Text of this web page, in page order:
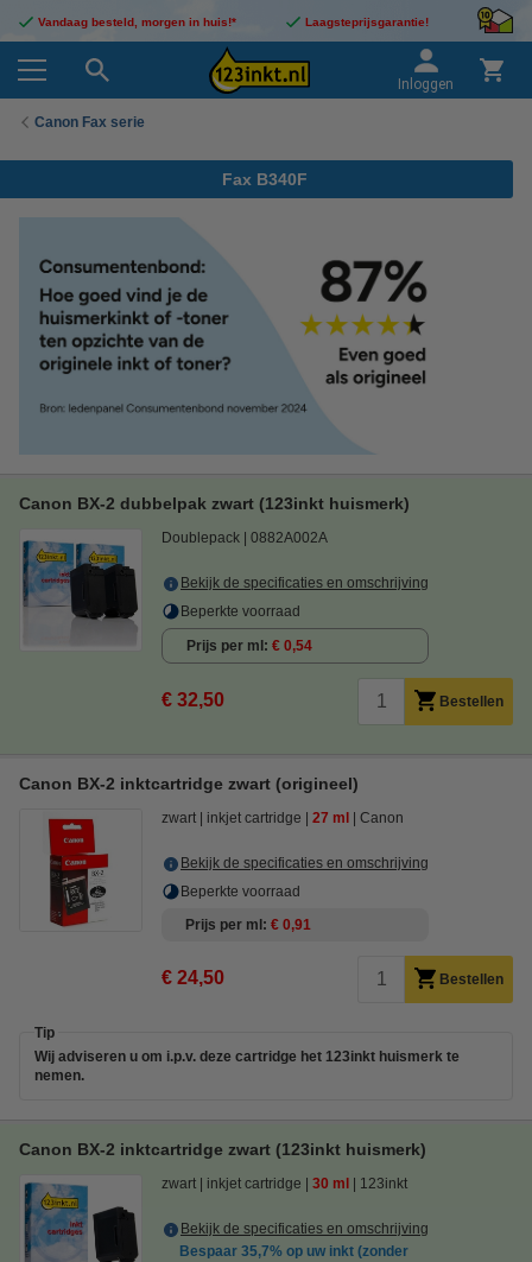
Vandaag besteld, morgen in huis!* Laagsteprijsgarantie!
Inloggen
Canon Fax serie
Fax B340F
Canon BX-2 dubbelpak zwart (123inkt huismerk)
Doublepack 0882A002A
Bekijk de specificaties en omschrijving
Beperkte voorraad
Prijs per ml € 0,54
€ 32,50 Bestellen
Canon BX-2 inktcartridge zwart (origineel)
zwart inkjet cartridge 27 ml Canon
Bekijk de specificaties en omschrijving
Beperkte voorraad
Prijs per ml
€ 0,91
€ 24,50 Bestellen
Tip
Wij adviseren u om i.p.v. deze cartridge het 123inkt huismerk te
nemen.
Canon BX-2 inktcartridge zwart (123inkt huismerk)
zwart inkjet cartridge 30 ml 123inkt
Bekijk de specificaties en omschrijving
Bespaar 35,7% op uw inkt (zonder